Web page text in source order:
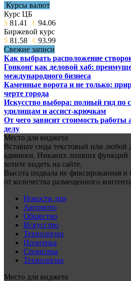
Курсы валют
Курс ЦБ
$ 81.41 € 94.06
Биржевой курс
$ 81.58 € 93.99
Свежие записи
Как выбрать расположение
Гонконг как деловой хаб:
международного бизнеса
Каменные ворота и не только:
черте города
Искусство выбора: полный гид по
удилищам и ассист-крючкам
От чего зависит стоимость работы
делу
Место для виджета
Вставьте сюда текстовый или любой
админки. Никаких лишних функций
хотите видеть на сайте.
Высота подвала не фиксированная и
от количества размещенного
Новости дня
Автомото
Общество
Искусство
Технологии
Политика
Спонсоры
Технологии
Место для виджета